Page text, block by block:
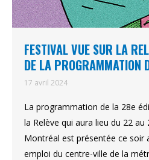
FESTIVAL VUE SUR LA
DE LA PROGRAMMATION
17 avril 2024
La programmation de la 28e
la Relève qui aura lieu du 22
Montréal est présentée ce soir
emploi du centre-ville de la